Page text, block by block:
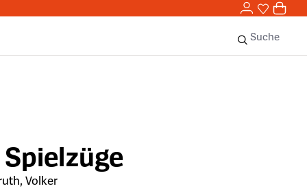
0,00
0
Suche
Volker